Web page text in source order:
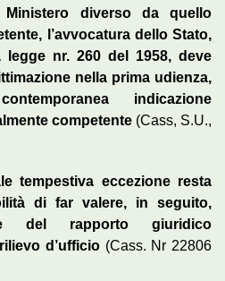
diverso da quello
l’avvocatura dello Stato,
legge nr. 260 del 1958, deve
nella prima udienza,
indicazione
competente (Cass, S.U.,
tempestiva eccezione resta
di far valere, in seguito,
del rapporto giuridico
d’ufficio(Cass. Nr 22806